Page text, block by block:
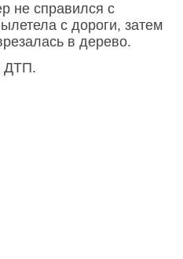
не справился с
с дороги, затем
в дерево.
ДТП.